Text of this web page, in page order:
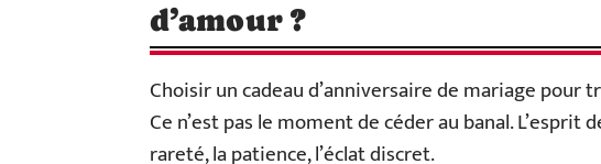
d’amour ?
Choisir un cadeau d’anniversaire de mariage pour
Ce n’est pas le moment de céder au banal.
rareté, la patience, l’éclat discret.